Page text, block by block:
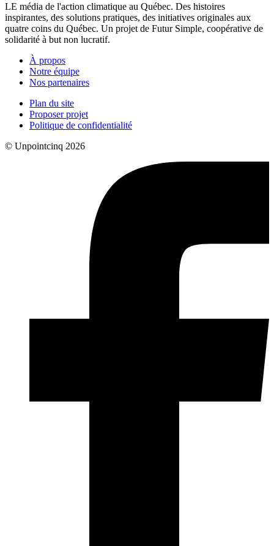
LE média de l'action climatique au Québec. Des histoires
inspirantes, des solutions pratiques, des initiatives originales aux
quatre coins du Québec. Un projet de Futur Simple, coopérative de
solidarité à but non lucratif.
À propos
Notre équipe
Nos partenaires
Plan du site
Proposer projet
Politique de confidentialité
© Unpointcinq 2026